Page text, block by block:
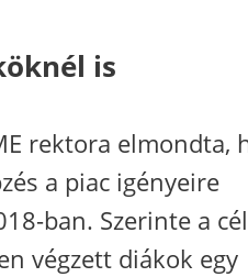
is
rektora elmondta,
a piac igényeire
ban. Szerinte a
végzett diákok egy